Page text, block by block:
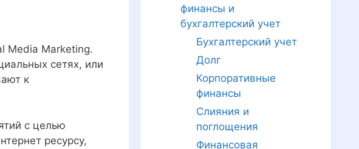
Media Marketing.
сетях, или
к
с целью
ресурсу,
финансы и
бухгалтерский учет
Бухгалтерский учет
Долг
Корпоративные
финансы
Слияния и
поглощения
Финансовая